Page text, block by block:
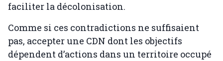
faciliter la décolonisation.
Comme si ces contradictions ne suffisaient
pas, accepter une CDN dont les objectifs
dépendent d’actions dans un territoire occupé